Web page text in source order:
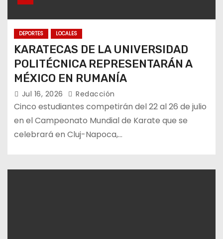
DEPORTES LOCALES
KARATECAS DE LA UNIVERSIDAD
POLITÉCNICA REPRESENTARÁN A
MÉXICO EN RUMANÍA
Jul 16, 2026 Redacción
Cinco estudiantes competirán del 22 al 26 de julio
en el Campeonato Mundial de Karate que se
celebrará en Cluj-Napoca,…